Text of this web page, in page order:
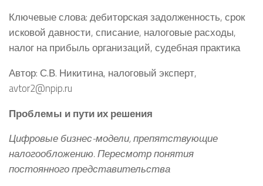
Ключевые слова: дебиторская задолженность, срок
исковой давности, списание, налоговые расходы,
налог на прибыль организаций, судебная практика
Автор: С.В. Никитина, налоговый эксперт,
avtor2@npip.ru
Проблемы и пути их решения
Цифровые бизнес-модели, препятствующие
налогообложению. Пересмотр понятия
постоянного представительства